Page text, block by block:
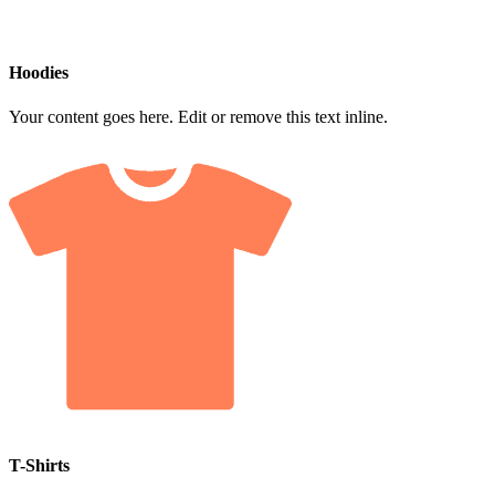
Hoodies
Your content goes here. Edit or remove this text inline.
T-Shirts